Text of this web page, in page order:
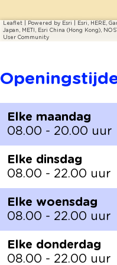
Leaflet
Powered by Esri | Esri, HERE,
Japan, METI, Esri China (Hong Kong),
User Community
Elke maandag
08.00 - 20.00 uur
Elke dinsdag
08.00 - 22.00 uur
Elke woensdag
08.00 - 22.00 uur
Elke donderdag
08.00 - 22.00 uur